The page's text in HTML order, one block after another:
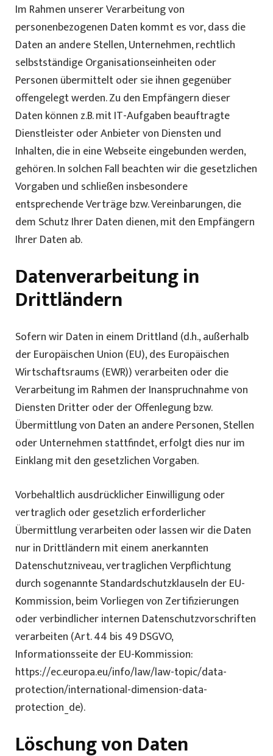
Im Rahmen unserer Verarbeitung von
personenbezogenen Daten kommt es vor, dass die
Daten an andere Stellen, Unternehmen, rechtlich
selbstständige Organisationseinheiten oder
Personen übermittelt oder sie ihnen gegenüber
offengelegt werden. Zu den Empfängern dieser
Daten können z.B. mit IT-Aufgaben beauftragte
Dienstleister oder Anbieter von Diensten und
Inhalten, die in eine Webseite eingebunden werden,
gehören. In solchen Fall beachten wir die gesetzlichen
Vorgaben und schließen insbesondere
entsprechende Verträge bzw. Vereinbarungen, die
dem Schutz Ihrer Daten dienen, mit den Empfängern
Ihrer Daten ab.
Datenverarbeitung in
Drittländern
Sofern wir Daten in einem Drittland (d.h., außerhalb
der Europäischen Union (EU), des Europäischen
Wirtschaftsraums (EWR)) verarbeiten oder die
Verarbeitung im Rahmen der Inanspruchnahme von
Diensten Dritter oder der Offenlegung bzw.
Übermittlung von Daten an andere Personen, Stellen
oder Unternehmen stattfindet, erfolgt dies nur im
Einklang mit den gesetzlichen Vorgaben.
Vorbehaltlich ausdrücklicher Einwilligung oder
vertraglich oder gesetzlich erforderlicher
Übermittlung verarbeiten oder lassen wir die Daten
nur in Drittländern mit einem anerkannten
Datenschutzniveau, vertraglichen Verpflichtung
durch sogenannte Standardschutzklauseln der EU-
Kommission, beim Vorliegen von Zertifizierungen
oder verbindlicher internen Datenschutzvorschriften
verarbeiten (Art. 44 bis 49 DSGVO,
Informationsseite der EU-Kommission:
https://ec.europa.eu/info/law/law-topic/data-
protection/international-dimension-data-
protection_de).
Löschung von Daten